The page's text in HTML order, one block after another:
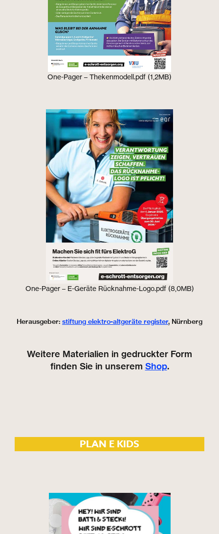
One-Pager – Thekenmodell.pdf (1,2MB)
One-Pager – E-Geräte Rücknahme-Logo.pdf (8,0MB)
Herausgeber: stiftung elektro-altgeräte register, Nürnberg
Weitere Materialien in gedruckter Form
finden Sie in unserem Shop.
PLAN E KIDS